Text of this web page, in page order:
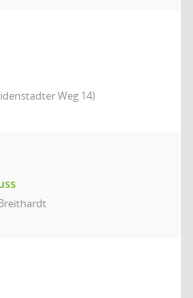
Weg 14)